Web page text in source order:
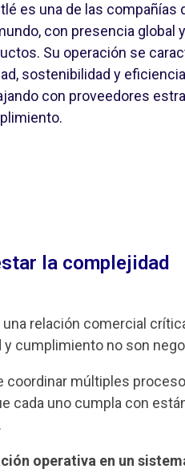
es una de las compañías
con presencia global
Su operación se
sostenibilidad y
con proveedores
la complejidad
relación comercial
cumplimiento no son
coordinar múltiples
cada uno cumpla con
operativa en un